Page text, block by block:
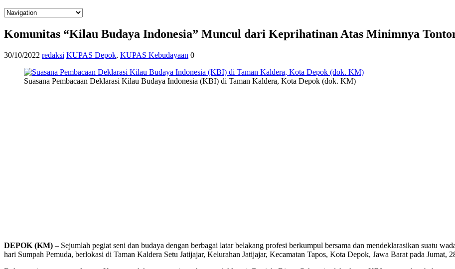
Komunitas “Kilau Budaya Indonesia” Muncul dari Keprihatinan Atas Minimnya
30/10/2022 redaksi KUPAS Depok, KUPAS Kebudayaan 0
Suasana Pembacaan Deklarasi Kilau Budaya Indonesia (KBI) di Taman Kaldera, Kota Depok (dok. KM)
DEPOK (KM) – Sejumlah pegiat seni dan budaya dengan berbagai latar belakang profesi berkumpul bersama dan mendeklarasikan suatu
hari Sumpah Pemuda, berlokasi di Taman Kaldera Setu Jatijajar, Kelurahan Jatijajar, Kecamatan Tapos, Kota Depok, Jawa Barat pada Jumat,